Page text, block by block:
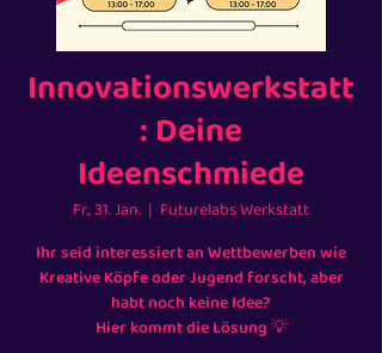
Innovationswerkstatt
: Deine
Ideenschmiede
Fr., 31. Jan.
  |
Futurelabs Werkstatt
Ihr seid interessiert an Wettbewerben wie
Kreative Köpfe oder Jugend forscht, aber
habt noch keine Idee?
Hier kommt die Lösung 💡